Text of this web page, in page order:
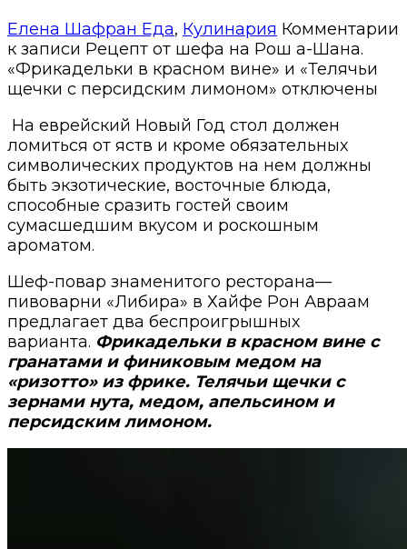
Елена Шафран Еда, Кулинария Комментарии
к записи Рецепт от шефа на Рош а-Шана.
«Фрикадельки в красном вине» и «Телячьи
щечки с персидским лимоном» отключены
На еврейский Новый Год стол должен
ломиться от яств и кроме обязательных
символических продуктов на нем должны
быть экзотические, восточные блюда,
способные сразить гостей своим
сумасшедшим вкусом и роскошным
ароматом.
Шеф-повар знаменитого ресторана—
пивоварни «Либира» в Хайфе Рон Авраам
предлагает два беспроигрышных
варианта. Фрикадельки в красном вине с
гранатами и финиковым медом на
«ризотто» из фрике. Телячьи щечки с
зернами нута, медом, апельсином и
персидским лимоном.